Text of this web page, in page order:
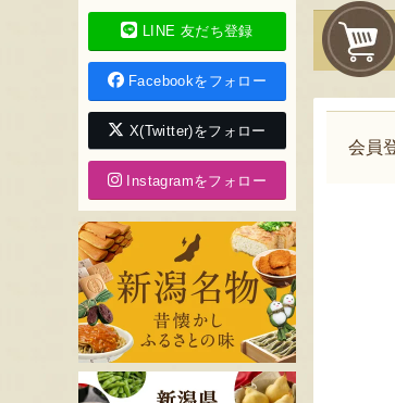
会員
LINE 友だち登録
Facebookをフォロー
X(Twitter)をフォロー
Instagramをフォロー